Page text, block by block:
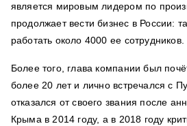
является мировым лидером по
продолжает вести бизнес в России:
работать около 4000 ее сотрудников.
Более того, глава компании был
более 20 лет и лично встречался с
отказался от своего звания после
Крыма в 2014 году, а в 2018 году